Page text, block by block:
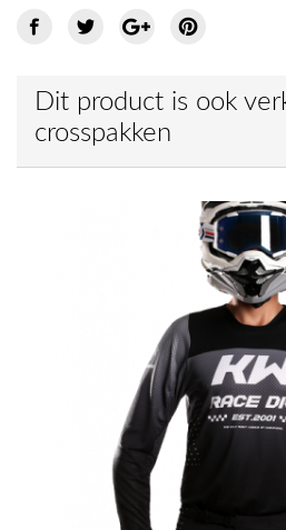
Dit product is ook
crosspakken